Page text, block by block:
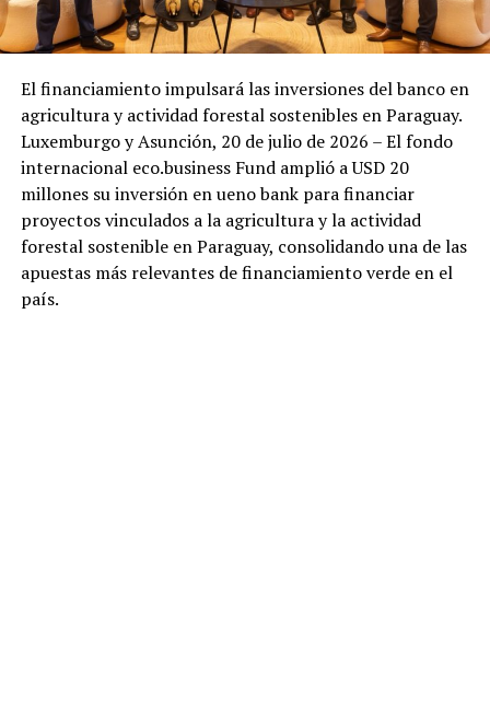
El financiamiento impulsará las inversiones del banco en
agricultura y actividad forestal sostenibles en Paraguay.
Luxemburgo y Asunción, 20 de julio de 2026 – El fondo
internacional eco.business Fund amplió a USD 20
millones su inversión en ueno bank para financiar
proyectos vinculados a la agricultura y la actividad
forestal sostenible en Paraguay, consolidando una de las
apuestas más relevantes de financiamiento verde en el
país.